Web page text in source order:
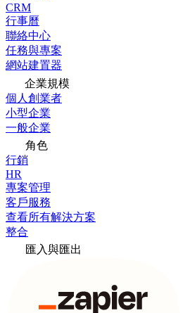
CRM
行事曆
聯絡中心
任務與專案
網站建置器
企業規模
個人創業者
小型企業
一般企業
角色
行銷
HR
專案管理
客戶服務
查看所有解決方案
整合
匯入與匯出